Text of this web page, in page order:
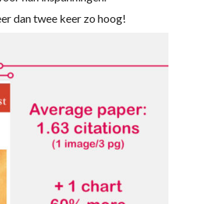
dan twee keer zo hoog!